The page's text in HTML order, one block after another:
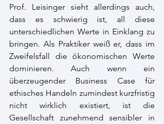
Prof. Leisinger sieht allerdings auch,
dass es schwierig ist, all diese
unterschiedlichen Werte in Einklang zu
bringen. Als Praktiker weiß er, dass im
Zweifelsfall die ökonomischen Werte
dominieren. Auch wenn ein
überzeugender Business Case für
ethisches Handeln zumindest kurzfristig
nicht wirklich existiert, ist die
Gesellschaft zunehmend sensibler in